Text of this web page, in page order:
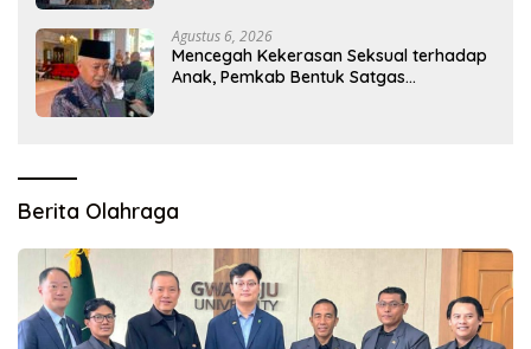
Agustus 6, 2026
Mencegah Kekerasan Seksual terhadap
Anak, Pemkab Bentuk Satgas
Berita Olahraga